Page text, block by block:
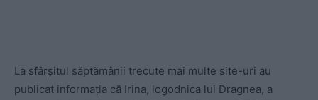
La sfârșitul săptămânii trecute mai multe site-uri au
publicat informația că Irina, logodnica lui Dragnea, a